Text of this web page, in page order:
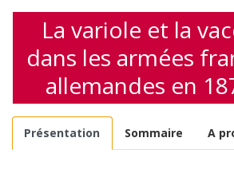
La variole et la
dans les armées
allemandes en
Présentation Sommaire A